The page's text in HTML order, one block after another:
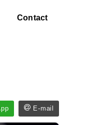
Contact
E-mail